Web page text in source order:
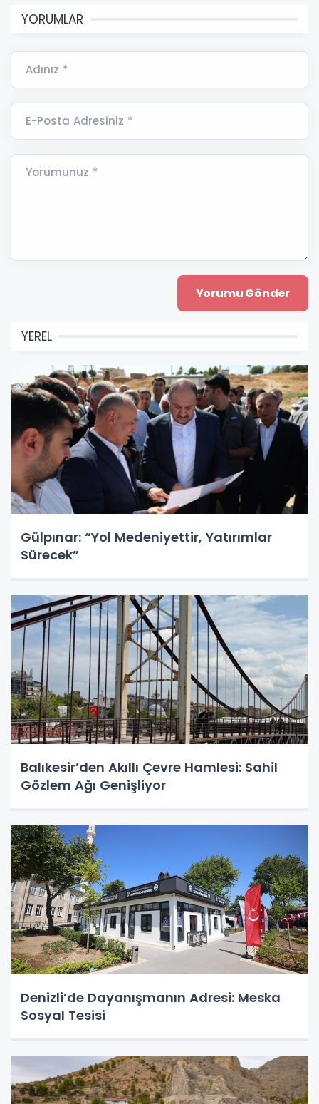
YORUMLAR
Adınız *
E-Posta Adresiniz *
Yorumunuz *
YEREL
Gülpınar: “Yol Medeniyettir, Yatırımlar
Sürecek”
Balıkesir’den Akıllı Çevre Hamlesi: Sahil
Gözlem Ağı Genişliyor
Denizli’de Dayanışmanın Adresi: Meska
Sosyal Tesisi